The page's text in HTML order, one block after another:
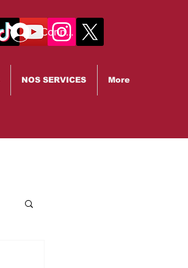
NOS SERVICES More
Connexion